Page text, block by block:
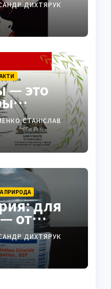
ДИХТЯРУК
— это
СТАНІСЛАВ
ПРИРОДА
для
от
доДИХТЯРУК